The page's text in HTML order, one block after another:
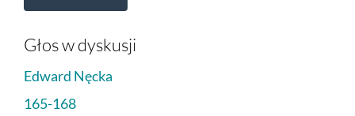
Głos w dyskusji
Edward Nęcka
165-168